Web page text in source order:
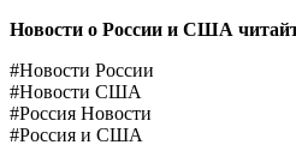
Новости о России и США
#Новости России
#Новости США
#Россия Новости
#Россия и США